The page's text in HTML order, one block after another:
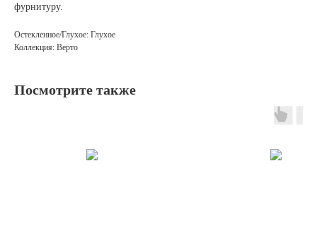
фурнитуру.
Остекленное/Глухое: Глухое
Коллекция: Верто
Посмотрите также